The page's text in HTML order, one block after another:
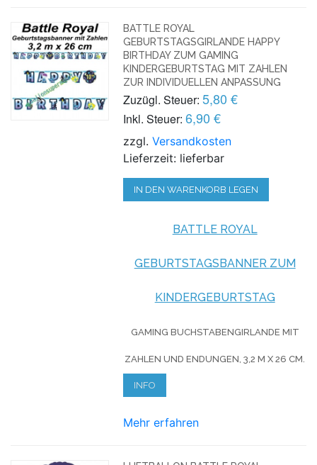
BATTLE ROYAL
GEBURTSTAGSGIRLANDE HAPPY
BIRTHDAY ZUM GAMING
KINDERGEBURTSTAG MIT ZAHLEN
ZUR INDIVIDUELLEN ANPASSUNG
Zuzügl. Steuer: 5,80 €
Inkl. Steuer: 6,90 €
zzgl.Versandkosten
Lieferzeit: lieferbar
IN DEN WARENKORB LEGEN
BATTLE ROYAL
GEBURTSTAGSBANNER ZUM
KINDERGEBURTSTAG
GAMING BUCHSTABENGIRLANDE MIT
ZAHLEN UND ENDUNGEN, 3,2 M X 26 CM.
INFO
Mehr erfahren